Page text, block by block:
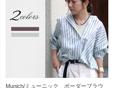
Munich/ミューニック ボーダーブラウ